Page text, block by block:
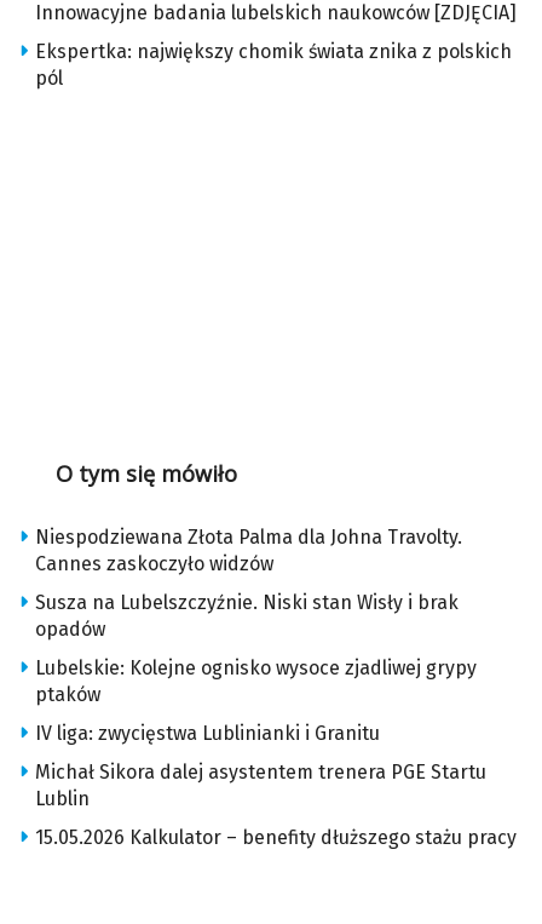
Innowacyjne badania lubelskich naukowców [ZDJĘCIA]
Ekspertka: największy chomik świata znika z polskich
pól
O tym się mówiło
Niespodziewana Złota Palma dla Johna Travolty.
Cannes zaskoczyło widzów
Susza na Lubelszczyźnie. Niski stan Wisły i brak
opadów
Lubelskie: Kolejne ognisko wysoce zjadliwej grypy
ptaków
IV liga: zwycięstwa Lublinianki i Granitu
Michał Sikora dalej asystentem trenera PGE Startu
Lublin
15.05.2026 Kalkulator – benefity dłuższego stażu pracy